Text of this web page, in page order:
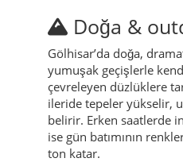
Doğa &
Gölhisar’da doğa,
yumuşak geçişlerle
çevreleyen düzlüklere
ileride tepeler yükselir,
belirir. Erken saatlerde
ise gün batımının
ton katar.